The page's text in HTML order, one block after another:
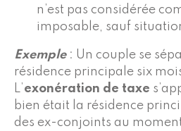
n’est pas considérée
imposable, sauf
Exemple : Un couple se
résidence principale six
L’exonération de taxe
bien était la résidence
des ex-conjoints au